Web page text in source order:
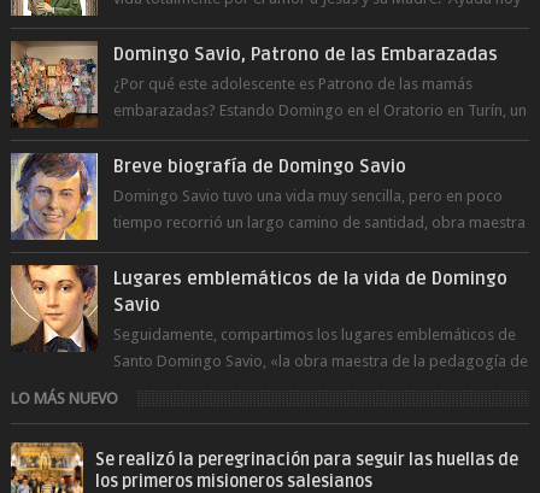
a la juventud para ...
Domingo Savio, Patrono de las Embarazadas
¿Por qué este adolescente es Patrono de las mamás
embarazadas? Estando Domingo en el Oratorio en Turín, un
día le pide a Don Bosco...
Breve biografía de Domingo Savio
Domingo Savio tuvo una vida muy sencilla, pero en poco
tiempo recorrió un largo camino de santidad, obra maestra
del Espíritu Santo y fr...
Lugares emblemáticos de la vida de Domingo
Savio
Seguidamente, compartimos los lugares emblemáticos de
Santo Domingo Savio, «la obra maestra de la pedagogía de
Don Bosco». San Giovann...
LO MÁS NUEVO
Se realizó la peregrinación para seguir las huellas de
los primeros misioneros salesianos